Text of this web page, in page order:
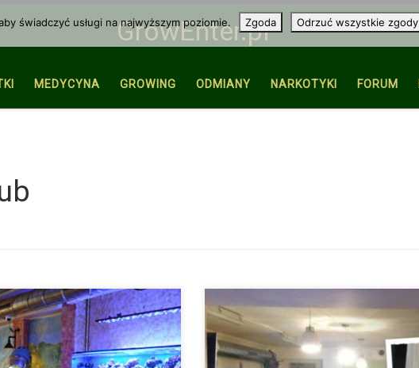
GrowEnter.pl
MEDYCYNA GROWING ODMIANY NARKOTYKI FORUM
świadczyć usługi na najwyższym poziomie. Zgoda Odrzuć wszystkie zgody